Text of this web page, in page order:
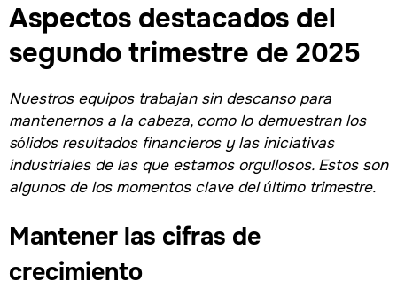
Aspectos destacados del
segundo trimestre de 2025
Nuestros equipos trabajan sin descanso para
mantenernos a la cabeza, como lo demuestran los
sólidos resultados financieros y las iniciativas
industriales de las que estamos orgullosos. Estos son
algunos de los momentos clave del último trimestre.
Mantener las cifras de
crecimiento